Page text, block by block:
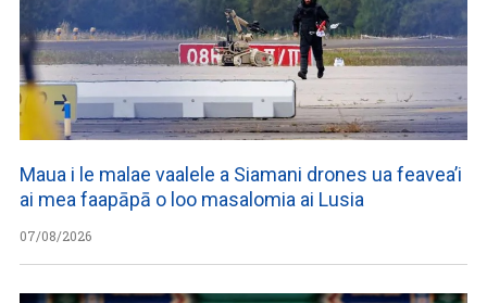
Maua i le malae vaalele a Siamani drones ua feavea’i
ai mea faapāpā o loo masalomia ai Lusia
07/08/2026